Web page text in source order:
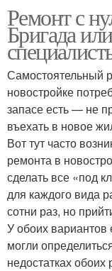
Ремонт с
Бригада
Самостоятельный
новостройке
запасе есть — не
въехать в новое
Вот тут часто
ремонта в
сделать все «под
для каждого вида
сотни раз, но
У обоих вариантов
могли
недостатках